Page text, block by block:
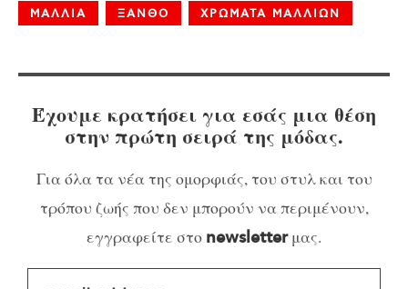
ΜΑΛΛΙΑ ΞΑΝΘΟ ΧΡΩΜΑΤΑ ΜΑΛΛΙΩΝ
Έχουμε κρατήσει για εσάς μια θέση
στην πρώτη σειρά της μόδας.
Για όλα τα νέα της ομορφιάς, του στυλ και του
τρόπου ζωής που δεν μπορούν να περιμένουν,
εγγραφείτε στο newsletterμας.